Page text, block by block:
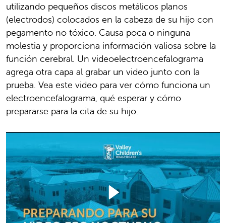
utilizando pequeños discos metálicos planos
(electrodos) colocados en la cabeza de su hijo con
pegamento no tóxico. Causa poca o ninguna
molestia y proporciona información valiosa sobre la
función cerebral. Un videoelectroencefalograma
agrega otra capa al grabar un video junto con la
prueba. Vea este video para ver cómo funciona un
electroencefalograma, qué esperar y cómo
prepararse para la cita de su hijo.